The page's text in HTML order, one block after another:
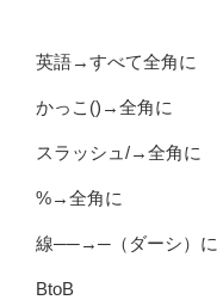
英語→すべて全角に
かっこ()→全角に
スラッシュ/→全角に
%→全角に
線──→─（ダーシ）に
BtoB